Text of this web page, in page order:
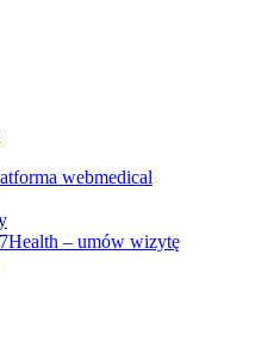
webmedical
– umów wizytę